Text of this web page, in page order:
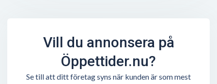
Vill du annonsera på
Öppettider.nu?
Se till att ditt företag syns när kunden är som mest